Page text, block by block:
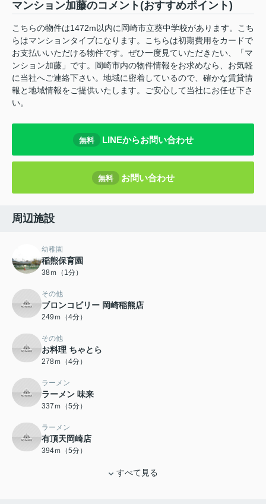
マンション加藤のコメント(おすすめポイント)
こちらの物件は1472m以内に岡崎市立葵中学校があります。こち
らはマンションタイプになります。こちらは初期費用をカードで
お支払いいただける物件です。ぜひ一度見ていただきたい、「マ
ンション加藤」です。岡崎市内の物件情報をお求めなら、お気軽
に当社へご連絡下さい。地域に密着しているので、確かな賃貸情
報と地域情報をご提供いたします。ご安心して当社にお任せ下さ
い。
無料 LINEからお問い合わせ
無料 お問い合わせ
周辺施設
幼稚園
稲熊保育園
38ｍ（1分）
その他
ブロンコビリー 岡崎稲熊店
249ｍ（4分）
その他
お料理 ちゃとら
278ｍ（4分）
ラーメン
ラーメン 味来
337ｍ（5分）
ラーメン
有頂天岡崎店
394ｍ（5分）
すべて見る